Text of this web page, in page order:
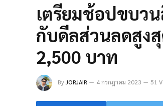
เตรียมช้อปขบวน
กับดีลส่วนลดสูง
2,500 บาท
ByJORJAIR 4 กรกฎาคม 2023 51